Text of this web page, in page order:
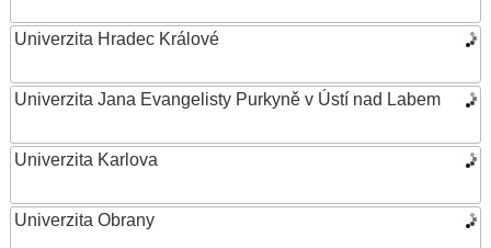
Univerzita Hradec Králové
Univerzita Jana Evangelisty Purkyně v Ústí nad Labem
Univerzita Karlova
Univerzita Obrany